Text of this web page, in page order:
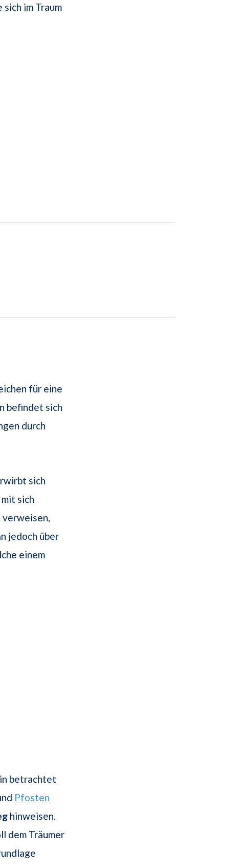
im Traum
für eine
befindet sich
durch
sich
sich
verweisen,
jedoch über
einem
betrachtet
Pfosten
hinweisen.
dem Träumer